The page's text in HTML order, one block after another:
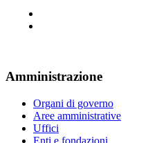
Amministrazione
Organi di governo
Aree amministrative
Uffici
Enti e fondazioni